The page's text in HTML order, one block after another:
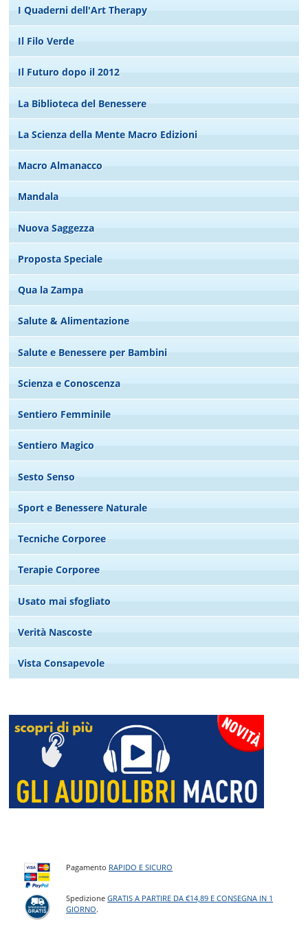
I Quaderni dell'Art Therapy
Il Filo Verde
Il Futuro dopo il 2012
La Biblioteca del Benessere
La Scienza della Mente Macro Edizioni
Macro Almanacco
Mandala
Nuova Saggezza
Proposta Speciale
Qua la Zampa
Salute & Alimentazione
Salute e Benessere per Bambini
Scienza e Conoscenza
Sentiero Femminile
Sentiero Magico
Sesto Senso
Sport e Benessere Naturale
Tecniche Corporee
Terapie Corporee
Usato mai sfogliato
Verità Nascoste
Vista Consapevole
Pagamento RAPIDO E SICURO
SpedizioneGRATIS A PARTIRE DA €14,89 E CONSEGNA IN 1
GIORNO.